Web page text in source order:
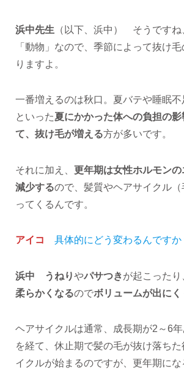
浜中先生 （以下、浜中） そうですね
「動物」なので、季節によって抜け
りますよ。
一番増えるのは秋口。夏バテや睡眠不
といった夏にかかった体への負担の
て、抜け毛が増える方が多いです。
それに加え、 更年期は女性ホルモン
減少するので、髪質やヘアサイクル
ってくるんです。
アイコ 具体的にどう変わるんですか
浜中 うねりやパサつきが起こったり
柔らかくなるのでボリュームが出に
ヘアサイクルは通常、成長期が2～6
を経て、休止期で髪の毛が抜け落ち
イクルが始まるのですが、更年期に